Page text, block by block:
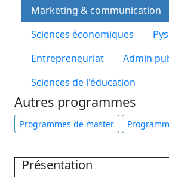
Marketing & communication
Sciences économiques
Entrepreneuriat
Admin
Sciences de l'éducation
Autres programmes
Programmes de master
Présentation